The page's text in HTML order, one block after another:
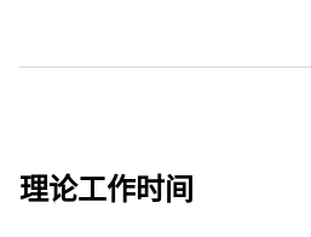
理论工作时间